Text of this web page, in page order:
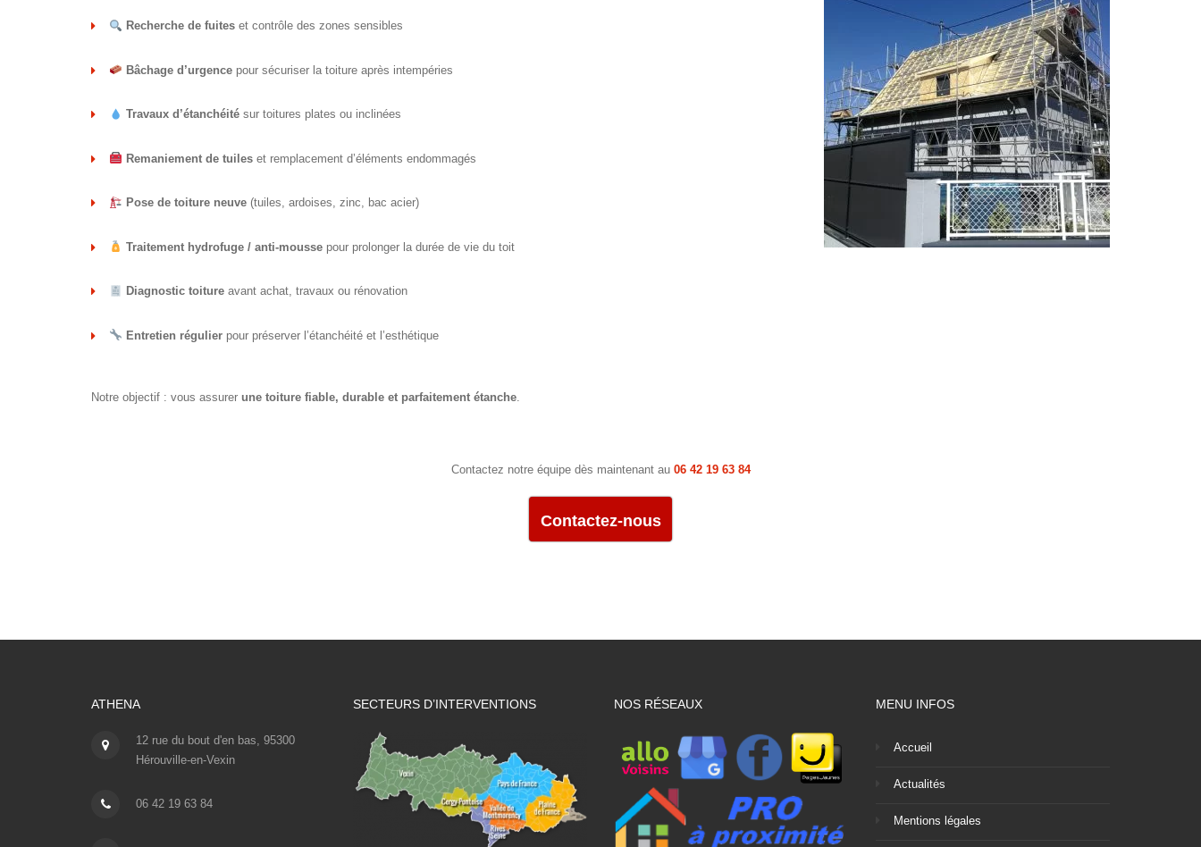
Recherche de fuiteset contrôle des zones sensibles
Bâchage d’urgencepour sécuriser la toiture après intempéries
Travaux d’étanchéitésur toitures plates ou inclinées
Remaniement de tuileset remplacement d’éléments endommagés
Pose de toiture neuve(tuiles, ardoises, zinc, bac acier)
Traitement hydrofuge / anti-moussepour prolonger la durée de vie du toit
Diagnostic toitureavant achat, travaux ou rénovation
Entretien régulierpour préserver l’étanchéité et l’esthétique
Notre objectif : vous assurer une toiture fiable, durable et parfaitement étanche
Contactez notre équipe dès maintenant au 06 42 19 63 84
Contactez-nous
ATHENA
12 rue du bout d'en bas, 95300
Hérouville-en-Vexin
06 42 19 63 84
SECTEURS D’INTERVENTIONS NOS RÉSEAUX MENU INFOS
Accueil
Actualités
Mentions légales